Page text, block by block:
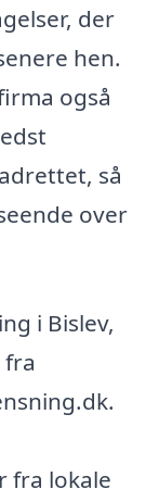
der
hen.
også
så
over
i Bislev,
fra lokale